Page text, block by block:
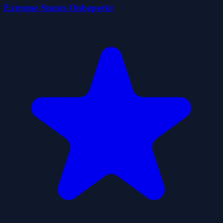
Extreme Stunts Onbeperkt